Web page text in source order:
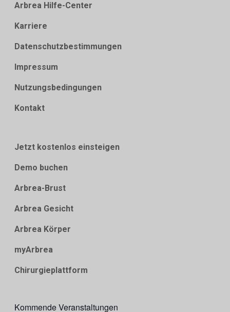
Arbrea Hilfe-Center
Karriere
Datenschutzbestimmungen
Impressum
Nutzungsbedingungen
Kontakt
Jetzt kostenlos einsteigen
Demo buchen
Arbrea-Brust
Arbrea Gesicht
Arbrea Körper
myArbrea
Chirurgieplattform
Kommende Veranstaltungen